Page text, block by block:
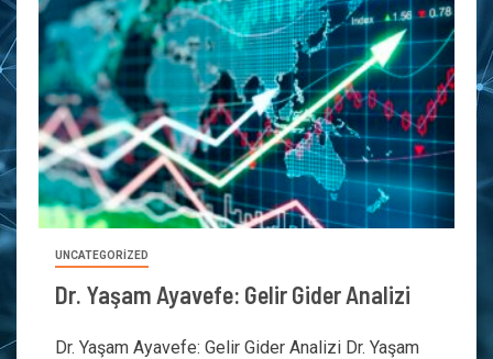
UNCATEGORIZED
Dr. Yaşam Ayavefe: Gelir Gider Analizi
Dr. Yaşam Ayavefe: Gelir Gider Analizi Dr. Yaşam